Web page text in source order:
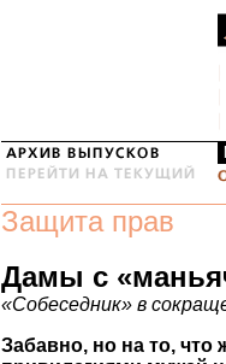
Защита прав
Дамы с
«Собеседник» в
Забавно, но на то,